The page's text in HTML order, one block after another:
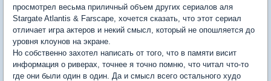
просмотрел весьма приличный объем других сериалов аля
Stargate Atlantis & Farscape, хочется сказать, что этот сериал
отличает игра актеров и некий смысл, который не опошляется до
уровня клоунов на экране.
Но собственно захотел написать от того, что в памяти висит
информация о риверах, точнее я точно помню, что читал что-то
где они были один в один. Да и смысл всего остального худо